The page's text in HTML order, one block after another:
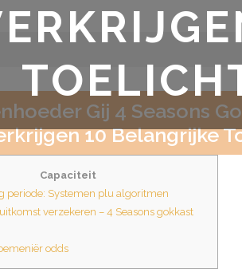
Gij 4 Seasons
10 Belangrijke
Capaciteit
periode: Systemen plu algoritmen
verzekeren – 4 Seasons gokkast
odds